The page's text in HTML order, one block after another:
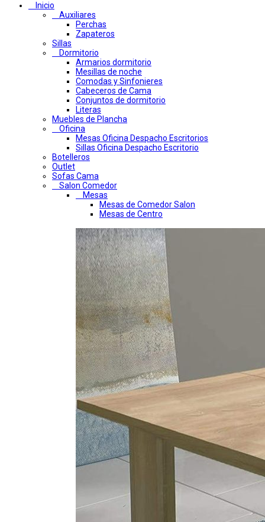
Inicio
Auxiliares
Perchas
Zapateros
Sillas
Dormitorio
Armarios dormitorio
Mesillas de noche
Comodas y Sinfonieres
Cabeceros de Cama
Conjuntos de dormitorio
Literas
Muebles de Plancha
Oficina
Mesas Oficina Despacho Escritorios
Sillas Oficina Despacho Escritorio
Botelleros
Outlet
Sofas Cama
Salon Comedor
Mesas
Mesas de Comedor Salon
Mesas de Centro